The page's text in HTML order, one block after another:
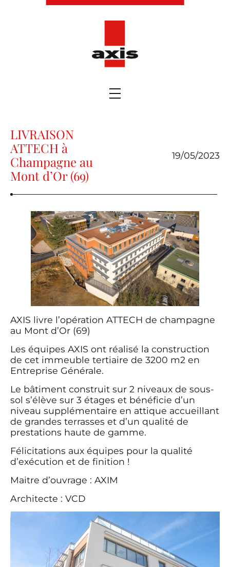
LIVRAISON
ATTECH à
Champagne au
Mont d’Or (69)
19/05/2023
AXIS livre l’opération ATTECH de champagne
au Mont d’Or (69)
Les équipes AXIS ont réalisé la construction
de cet immeuble tertiaire de 3200 m2 en
Entreprise Générale.
Le bâtiment construit sur 2 niveaux de sous-
sol s’élève sur 3 étages et bénéficie d’un
niveau supplémentaire en attique accueillant
de grandes terrasses et d’un qualité de
prestations haute de gamme.
Félicitations aux équipes pour la qualité
d’exécution et de finition !
Maitre d’ouvrage : AXIM
Architecte : VCD